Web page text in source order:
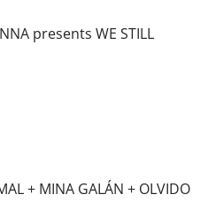
presents WE STILL
+ MINA GALÁN + OLVIDO